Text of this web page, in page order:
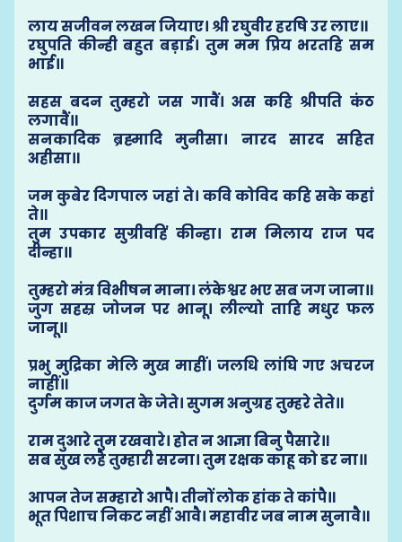
लाय सजीवन लखन जियाए। श्री रघुवीर हरषि उर लाए॥
रघुपति कीन्ही बहुत बड़ाई। तुम मम प्रिय भरतहि सम
भाई॥
सहस बदन तुम्हरो जस गावैं। अस कहि श्रीपति कंठ
लगावैं॥
सनकादिक ब्रह्मादि मुनीसा। नारद सारद सहित
अहीसा॥
जम कुबेर दिगपाल जहां ते। कवि कोविद कहि सके कहां
ते॥
तुम उपकार सुग्रीवहिं कीन्हा। राम मिलाय राज पद
दीन्हा॥
तुम्हरो मंत्र विभीषन माना। लंकेश्वर भए सब जग जाना॥
जुग सहस्र जोजन पर भानू। लील्यो ताहि मधुर फल
जानू॥
प्रभु मुद्रिका मेलि मुख माहीं। जलधि लांघि गए अचरज
नाहीं॥
दुर्गम काज जगत के जेते। सुगम अनुग्रह तुम्हरे तेते॥
राम दुआरे तुम रखवारे। होत न आज्ञा बिनु पैसारे॥
सब सुख लहै तुम्हारी सरना। तुम रक्षक काहू को डर ना॥
आपन तेज सम्हारो आपै। तीनों लोक हांक ते कांपै॥
भूत पिशाच निकट नहीं आवै। महावीर जब नाम सुनावै॥